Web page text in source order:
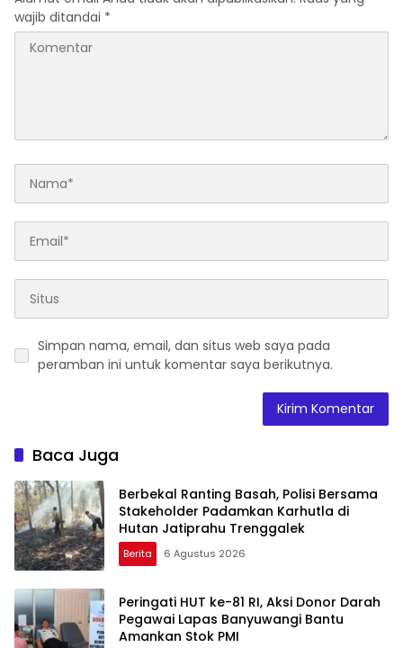
wajib ditandai *
Simpan nama, email, dan situs web saya pada
peramban ini untuk komentar saya berikutnya.
Baca Juga
Berbekal Ranting Basah, Polisi Bersama
Stakeholder Padamkan Karhutla di
Hutan Jatiprahu Trenggalek
Berita 6 Agustus 2026
Peringati HUT ke-81 RI, Aksi Donor Darah
Pegawai Lapas Banyuwangi Bantu
Amankan Stok PMI